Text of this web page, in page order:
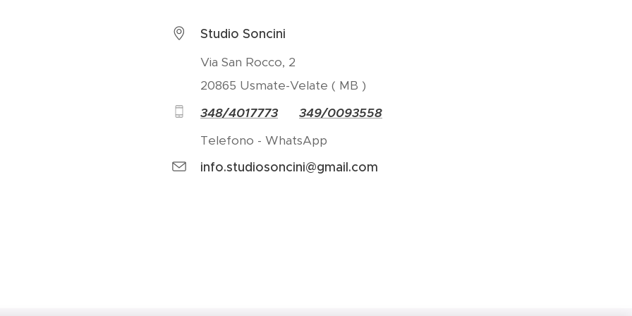
Studio Soncini
Via San Rocco, 2
20865 Usmate-Velate ( MB )
348/4017773
349/0093558
Telefono - WhatsApp
info.studiosoncini@gmail.com